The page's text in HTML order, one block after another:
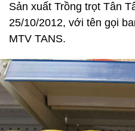
Sản xuất Trồng trọt Tân
25/10/2012, với tên gọi
MTV TANS.